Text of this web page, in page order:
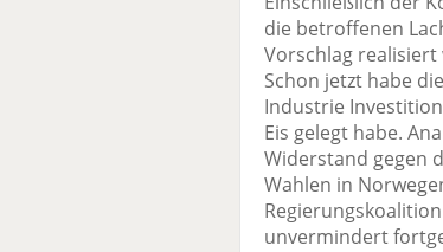
die betroffenen
Vorschlag
Schon jetzt habe
Industrie
Eis gelegt habe.
Widerstand gegen
Wahlen in
unvermindert